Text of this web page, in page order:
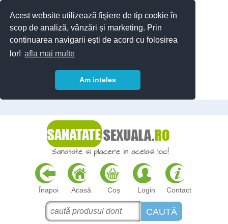
Acest website utilizează fişiere de tip cookie în
scop de analiză, vânzări și marketing. Prin
continuarea navigarii ești de acord cu folosirea
lor! afla mai multe
Am inteles
Înapoi Acasă Coș Login Contact